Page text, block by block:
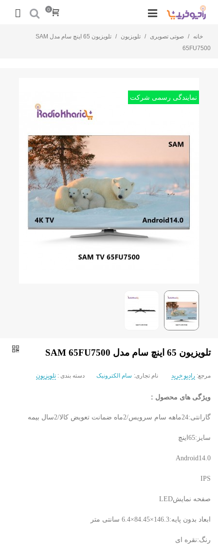
0
خانه / صوتی تصویری / تلویزیون /
تلویزیون 65 اینچ سام مدل SAM
65FU7500
نمایندگی رسمی شرکت
تلویزیون 65 اینچ سام مدل SAM 65FU7500
مرجع: رادیو خرید نام تجاری: سام الکترونیک دسته بندی : تلویزیون
ویژگی های محصول :
گارانتی:24ماهه سام سرویس/2ماه ضمانت تعویض کالا/2سال بیمه
سایز:65اینچ
Android14.0
IPS
صفحه نمایشLED
ابعاد بدون پایه:146.3×84.45×6.4 سانتی متر
رنگ:نقره ای